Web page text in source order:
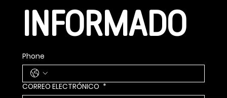
INFORMADO
Phone
CORREO ELECTRÓNICO *